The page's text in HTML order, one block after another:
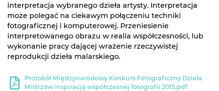
interpretacja wybranego dzieła artysty. Interpretacja
może polegać na ciekawym połączeniu techniki
fotograficznej i komputerowej. Przeniesienie
interpretowanego obrazu w realia współczesności, lub
wykonanie pracy dającej wrażenie rzeczywistej
reprodukcji dzieła malarskiego.
Protokół Międzynarodowy Konkurs Fotograficzny Dzieła
Mistrzów inspiracją współczesnej fotografii 2015.pdf